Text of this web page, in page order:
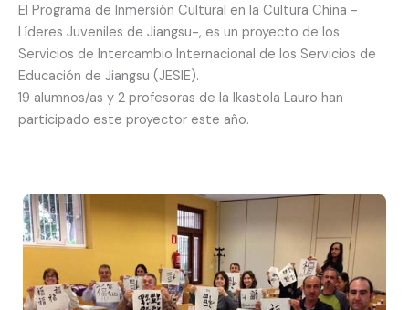
El Programa de Inmersión Cultural en la Cultura China -
Líderes Juveniles de Jiangsu-, es un proyecto de los
Servicios de Intercambio Internacional de los Servicios de
Educación de Jiangsu (JESIE).
19 alumnos/as y 2 profesoras de la Ikastola Lauro han
participado este proyector este año.